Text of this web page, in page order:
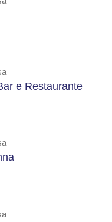
e Restaurante